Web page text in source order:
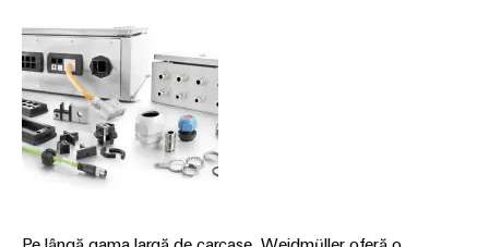
Serviciu
asamblare
Ansambluri
de